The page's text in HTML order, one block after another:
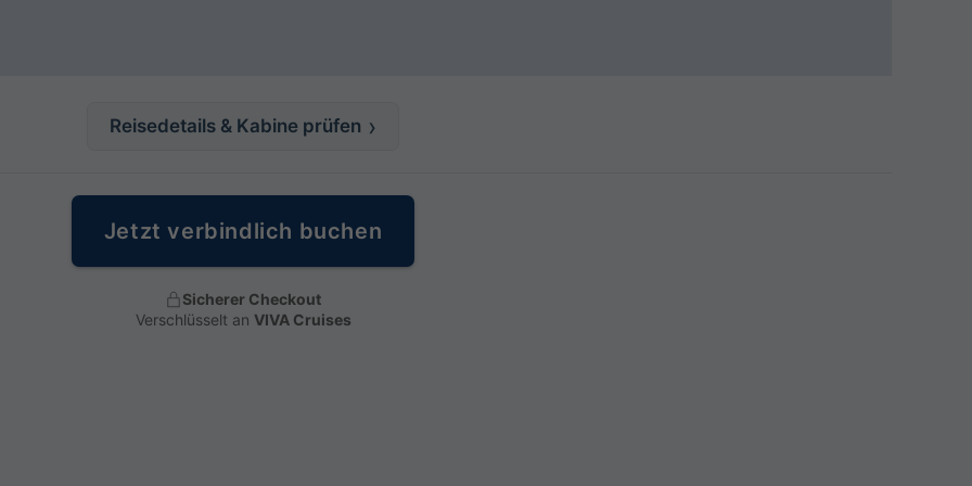
Reisedetails & Kabine prüfen
Jetzt verbindlich buchen
Sicherer Checkout
Verschlüsselt an VIVA Cruises